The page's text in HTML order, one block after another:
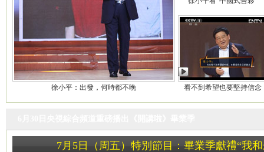
徐小平：出發，何時都不晚 看不到希望也要堅持信念
7月5日（周五）特別節目：畢業季獻禮“我